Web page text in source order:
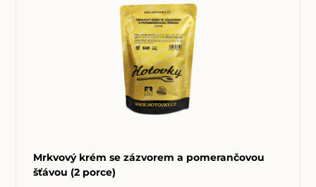
Mrkvový krém se zázvorem a pomerančovou
šťávou (2 porce)